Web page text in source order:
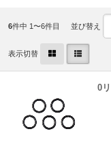
6件中 1〜6件目 並び替え
表示切替
0